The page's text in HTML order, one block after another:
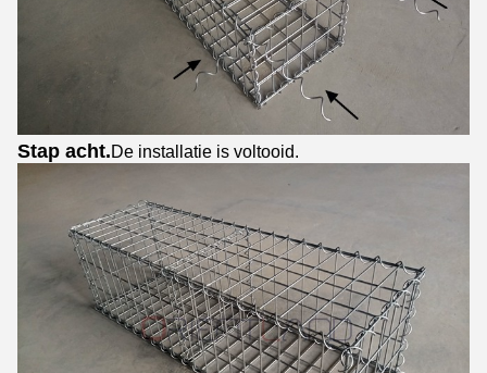
Stap acht.De installatie is voltooid.